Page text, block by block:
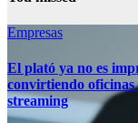
Empresas
El plató ya no es
convirtiendo oficinas
streaming